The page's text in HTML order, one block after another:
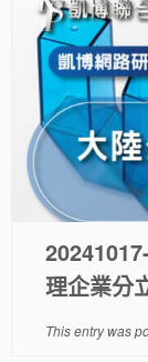
理企業分
This entry was